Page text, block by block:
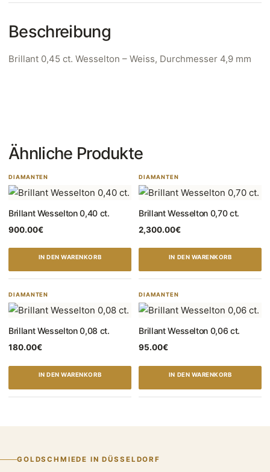
Beschreibung
Brillant 0,45 ct. Wesselton – Weiss, Durchmesser 4,9 mm
Ähnliche Produkte
DIAMANTEN
Brillant Wesselton 0,40 ct.
900.00€
IN DEN WARENKORB
DIAMANTEN
Brillant Wesselton 0,70 ct.
2,300.00€
IN DEN WARENKORB
DIAMANTEN
Brillant Wesselton 0,08 ct.
180.00€
IN DEN WARENKORB
DIAMANTEN
Brillant Wesselton 0,06 ct.
95.00€
IN DEN WARENKORB
GOLDSCHMIEDE IN DÜSSELDORF